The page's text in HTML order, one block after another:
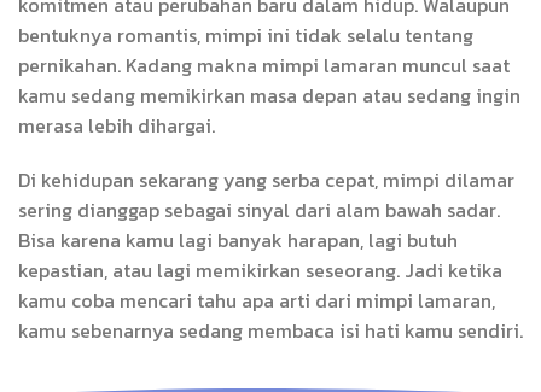
bentuknya romantis, mimpi ini tidak selalu tentang
pernikahan. Kadang makna mimpi lamaran muncul saat
kamu sedang memikirkan masa depan atau sedang ingin
merasa lebih dihargai.
Di kehidupan sekarang yang serba cepat, mimpi dilamar
sering dianggap sebagai sinyal dari alam bawah sadar.
Bisa karena kamu lagi banyak harapan, lagi butuh
kepastian, atau lagi memikirkan seseorang. Jadi ketika
kamu coba mencari tahu apa arti dari mimpi lamaran,
kamu sebenarnya sedang membaca isi hati kamu sendiri.